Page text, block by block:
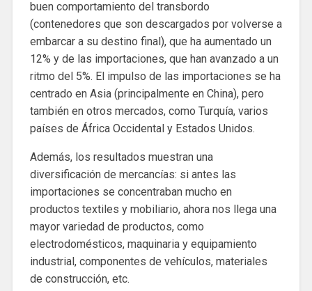
buen comportamiento del transbordo
(contenedores que son descargados por volverse a
embarcar a su destino final), que ha aumentado un
12% y de las importaciones, que han avanzado a un
ritmo del 5%. El impulso de las importaciones se ha
centrado en Asia (principalmente en China), pero
también en otros mercados, como Turquía, varios
países de África Occidental y Estados Unidos.
Además, los resultados muestran una
diversificación de mercancías: si antes las
importaciones se concentraban mucho en
productos textiles y mobiliario, ahora nos llega una
mayor variedad de productos, como
electrodomésticos, maquinaria y equipamiento
industrial, componentes de vehículos, materiales
de construcción, etc.